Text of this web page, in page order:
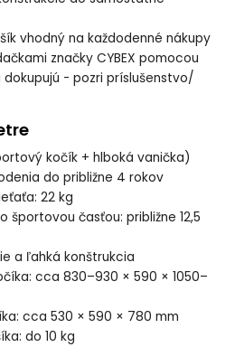
vhodný na každodenné nákupy
značky CYBEX pomocou
- pozri príslušenstvo/
kočík + hlboká vanička)
do približne 4 rokov
22 kg
športovou časťou: približne 12,5
a ľahká konštrukcia
cca 830–930 × 590 × 1050–
cca 530 × 590 × 780 mm
do 10 kg